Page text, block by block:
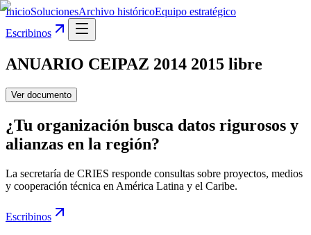
InicioSolucionesArchivo históricoEquipo estratégico
Escribinos
ANUARIO CEIPAZ 2014 2015 libre
Ver documento
¿Tu organización busca datos rigurosos y
alianzas en la región?
La secretaría de CRIES responde consultas sobre proyectos, medios
y cooperación técnica en América Latina y el Caribe.
Escribinos